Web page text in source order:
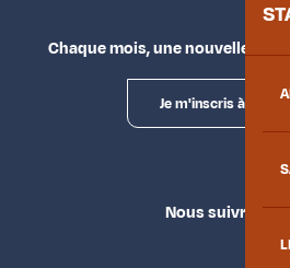
Chaque mois, une nouvelle
Je m'inscris à la
Nous suivre